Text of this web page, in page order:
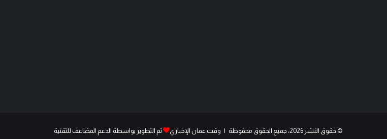
© حقوق النشر 2026، جميع الحقوق محفوظة | وقت عمان الإخباري تم التطوير بواسطة الدعم المضاعف للتقنية